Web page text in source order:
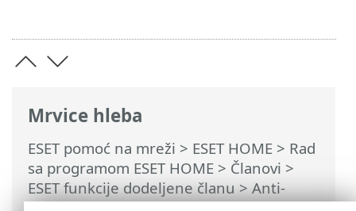
Mrvice hleba
ESET pomoć na mreži > ESET HOME > Rad
sa programom ESET HOME > Članovi >
ESET funkcije dodeljene članu>Anti-